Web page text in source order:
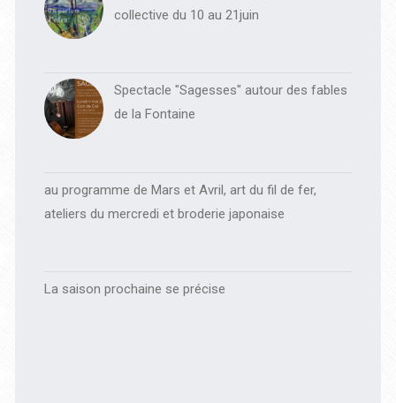
collective du 10 au 21juin
Spectacle "Sagesses" autour des fables
de la Fontaine
au programme de Mars et Avril, art du fil de fer,
ateliers du mercredi et broderie japonaise
La saison prochaine se précise